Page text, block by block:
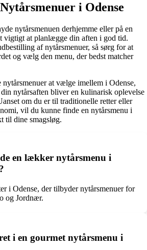
i Odense
nytårsmenuen derhjemme eller på en
vigtigt at planlægge din aften i god tid.
af nytårsmenuer, så sørg for at
og vælg den menu, der bedst matcher
nytårsmenuer at vælge imellem i Odense,
nytårsaften bliver en kulinarisk oplevelse
om du er til traditionelle retter eller
vil du kunne finde en nytårsmenu i
til dine smagsløg.
en lækker nytårsmenu i
i Odense, der tilbyder nytårsmenuer for
og Jordnær.
i en gourmet nytårsmenu i